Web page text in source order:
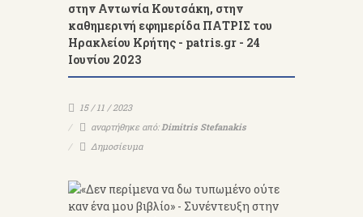
στην Αντωνία Κουτσάκη, στην
καθημερινή εφημερίδα ΠΑΤΡΙΣ του
Ηρακλείου Κρήτης - patris.gr - 24
Ιουνίου 2023
15 / 11 / 2023
αναρτήθηκε από:Dimitris Stefanakis
Δημοσίευμα